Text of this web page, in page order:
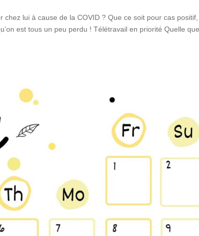
lui à cause de la COVID ? Que ce soit pour cas
est tous un peu perdu ! Télétravail en priorité Quelle